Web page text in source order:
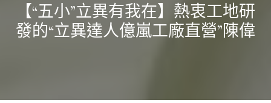
【“五小”立異有我在】熱衷工地研
發的“立異達人億嵐工廠直營”陳偉